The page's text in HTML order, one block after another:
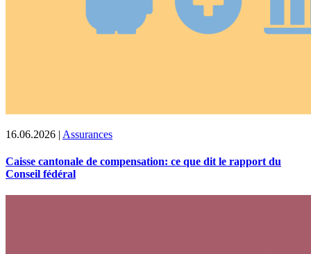
16.06.2026 | Assurances
Caisse cantonale de compensation: ce que dit le rapport du
Conseil fédéral